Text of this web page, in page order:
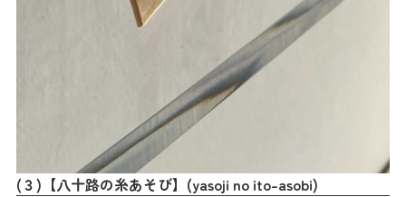
(３)【八十路の糸あそび】(yasoji no ito-asobi)